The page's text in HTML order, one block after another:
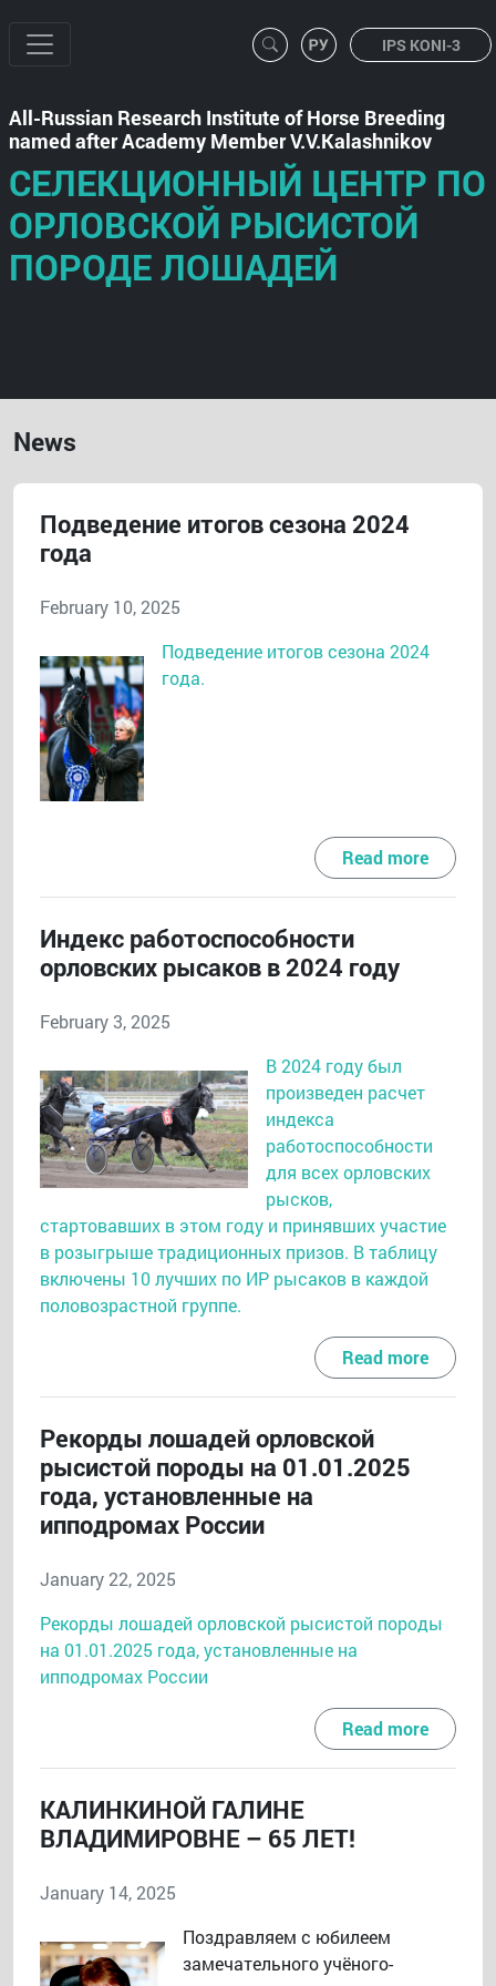
IPS KONI-3
All-Russian Research Institute of Horse Breeding
named after Academy Member V.V.Kalashnikov
СЕЛЕКЦИОННЫЙ ЦЕНТР ПО
ОРЛОВСКОЙ РЫСИСТОЙ
ПОРОДЕ ЛОШАДЕЙ
News
Подведение итогов сезона 2024
года
February 10, 2025
Подведение итогов сезона 2024
года.
Read more
Индекс работоспособности
орловских рысаков в 2024 году
February 3, 2025
В 2024 году был
произведен расчет
индекса
работоспособности
для всех орловских
рысков,
стартовавших в этом году и принявших участие
в розыгрыше традиционных призов. В таблицу
включены 10 лучших по ИР рысаков в каждой
половозрастной группе.
Read more
Рекорды лошадей орловской
рысистой породы на 01.01.2025
года, установленные на
ипподромах России
January 22, 2025
Рекорды лошадей орловской рысистой породы
на 01.01.2025 года, установленные на
ипподромах России
Read more
КАЛИНКИНОЙ ГАЛИНЕ
ВЛАДИМИРОВНЕ – 65 ЛЕТ!
January 14, 2025
Поздравляем с юбилеем
замечательного учёного-